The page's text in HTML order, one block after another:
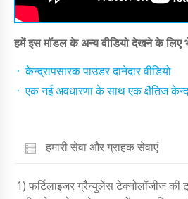
हमें इस मॉडल के अन्य वीडियो देखने के लिए
केन्द्रापसारक पाउडर दानेदार वीडियो
एक नई अवधारणा के साथ एक क्षैतिज
हमारी सेवा और ग्राहक सेवाएं
1) फर्टिलाइजर ग्रैन्युलेंस टेक्नोलॉजीज की